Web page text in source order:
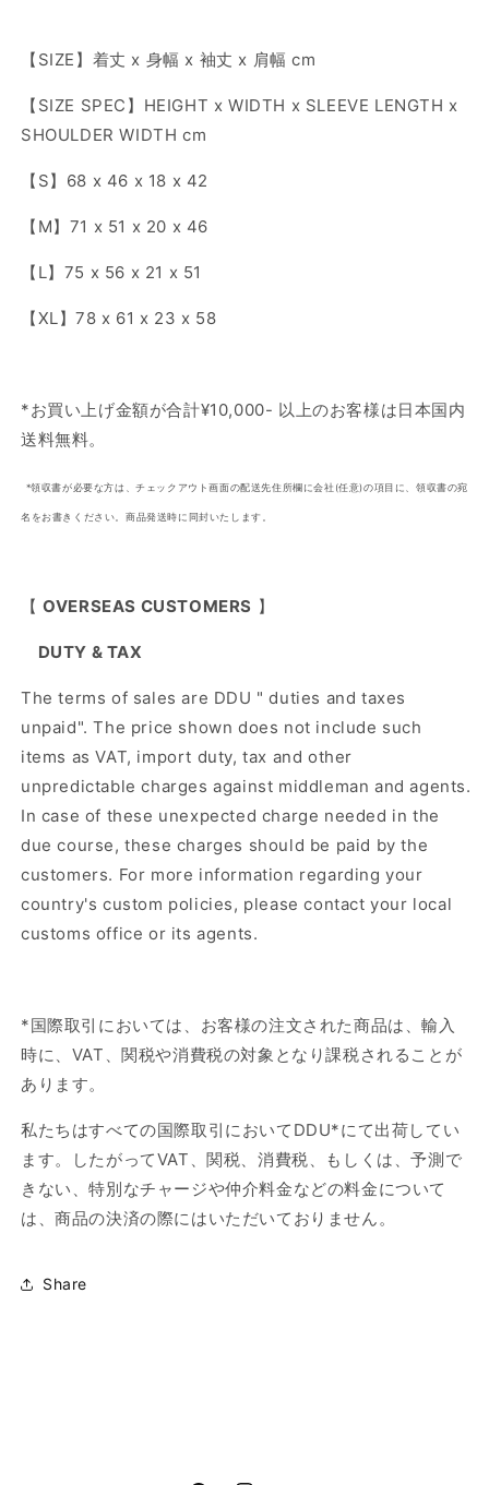
【SIZE】着丈 x 身幅 x 袖丈 x 肩幅 cm
【SIZE SPEC】HEIGHT x WIDTH x SLEEVE LENGTH x
SHOULDER WIDTH cm
【S】68 x 46 x 18 x 42
【M】71 x 51 x 20 x 46
【L】75 x 56 x 21 x 51
【XL】78 x 61 x 23 x 58
*お買い上げ金額が合計¥10,000- 以上のお客様は日本国内
送料無料。
*領収書が必要な方は、チェックアウト画面の配送先住所欄に会社 (任意)の項目に、領収書の宛
名をお書きください。商品発送時に同封いたします。
【 OVERSEAS CUSTOMERS 】
DUTY & TAX
The terms of sales are DDU " duties and taxes
unpaid". The price shown does not include such
items as VAT, import duty, tax and other
unpredictable charges against middleman and agents.
In case of these unexpected charge needed in the
due course, these charges should be paid by the
customers. For more information regarding your
country's custom policies, please contact your local
customs office or its agents.
*国際取引においては、お客様の注文された商品は、輸入
時に、VAT、関税や消費税の対象となり課税されることが
あります。
私たちはすべての国際取引において DDU*にて出荷してい
ます。したがってVAT 、関税、消費税、もしくは、予測で
きない、特別なチャージや仲介料金などの料金について
は、商品の決済の際にはいただいておりません。
Share